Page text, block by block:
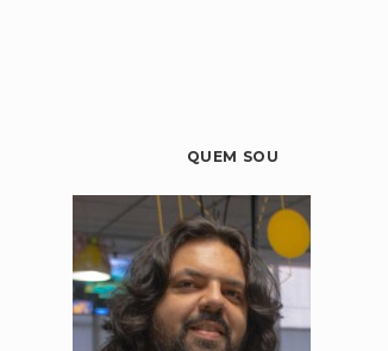
QUEM SOU